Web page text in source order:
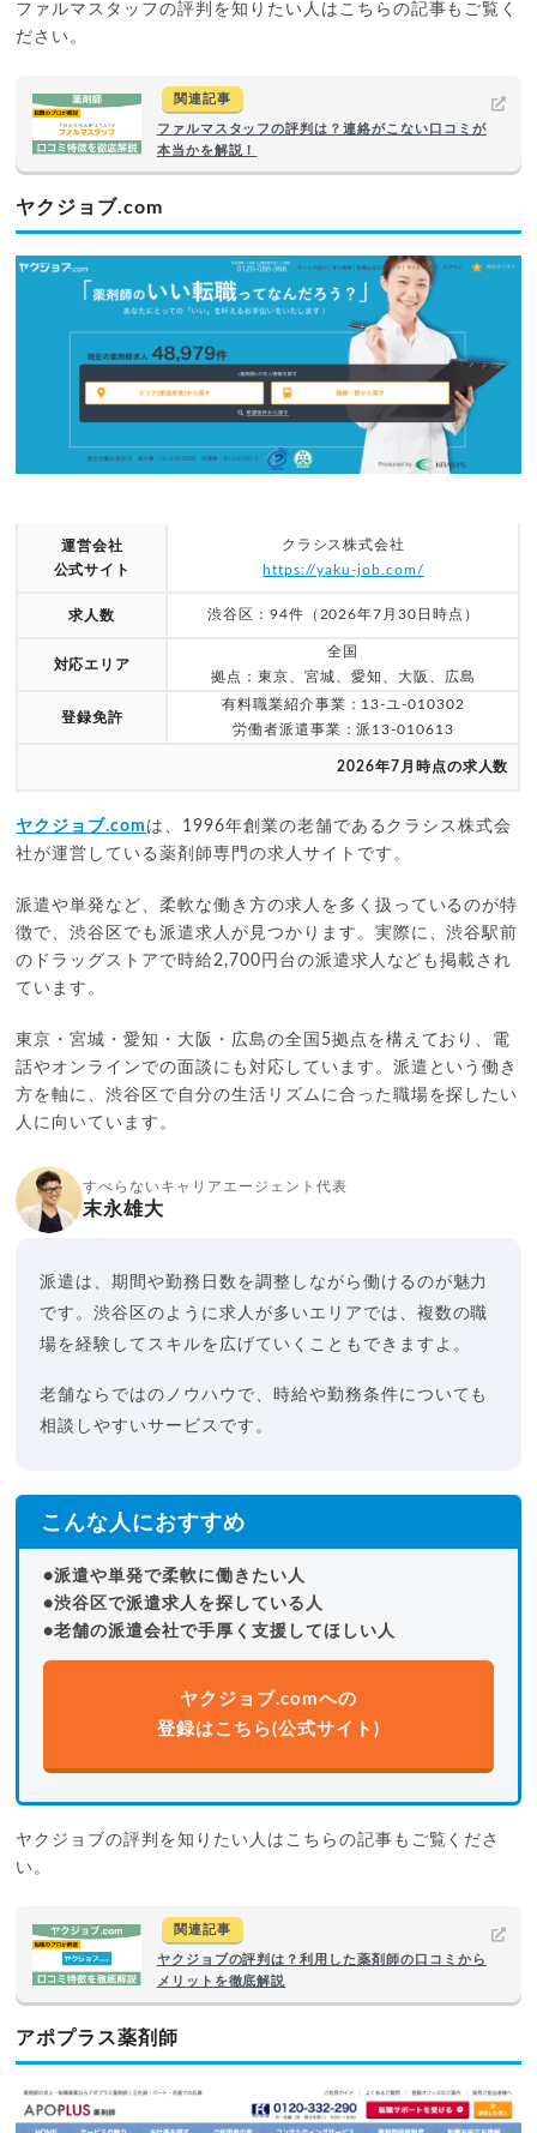
ファルマスタッフの評判を知りたい人はこちらの記事もご覧く
ださい。
関連記事
ファルマスタッフの評判は？連絡がこない口コミが
本当かを解説！
ヤクジョブ.com
運営会社
公式サイト
クラシス株式会社
https://yaku-job.com/
求人数 渋谷区：94件（2026年7月30日時点）
対応エリア
全国
拠点：東京、宮城、愛知、大阪、広島
登録免許
有料職業紹介事業：13-ユ-010302
労働者派遣事業：派13-010613
2026年7月時点の求人数
ヤクジョブ.com は、1996年創業の老舗であるクラシス株式会
社が運営している薬剤師専門の求人サイトです。
派遣や単発など、柔軟な働き方の求人を多く扱っているのが特
徴で、渋谷区でも派遣求人が見つかります。実際に、渋谷駅前
のドラッグストアで時給2,700円台の派遣求人なども掲載され
ています。
東京・宮城・愛知・大阪・広島の全国5拠点を構えており、電
話やオンラインでの面談にも対応しています。派遣という働き
方を軸に、渋谷区で自分の生活リズムに合った職場を探したい
人に向いています。
すべらないキャリアエージェント代表
末永雄大
派遣は、期間や勤務日数を調整しながら働けるのが魅力
です。渋谷区のように求人が多いエリアでは、複数の職
場を経験してスキルを広げていくこともできますよ。
老舗ならではのノウハウで、時給や勤務条件についても
相談しやすいサービスです。
こんな人におすすめ
●派遣や単発で柔軟に働きたい人
●渋谷区で派遣求人を探している人
●老舗の派遣会社で手厚く支援してほしい人
ヤクジョブ.comへの
登録はこちら(公式サイト)
ヤクジョブの評判を知りたい人はこちらの記事もご覧くださ
い。
関連記事
ヤクジョブの評判は？利用した薬剤師の口コミから
メリットを徹底解説
アポプラス薬剤師